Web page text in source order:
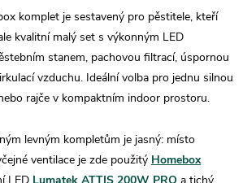
komplet je sestavený pro pěstitele, kteří
kvalitní malý set s výkonným LED
stanem, pachovou filtrací, úspornou
vzduchu. Ideální volba pro jednu silnou
rajče v kompaktním indoor prostoru.
levným kompletům je jasný: místo
ventilace je zde použitý Homebox